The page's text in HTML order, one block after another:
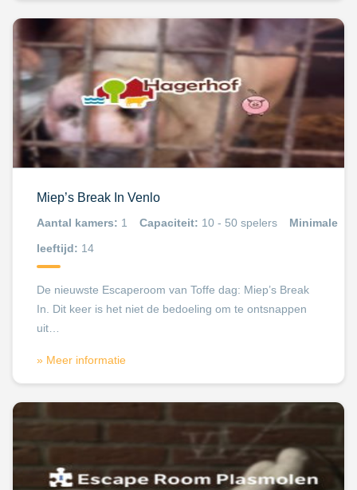
Miep’s Break In Venlo
Aantal kamers: 1 Capaciteit: 10 - 50 spelers
Minimale
leeftijd: 14
De nieuwste Escaperoom van Toffe dag: Miep’s Break
In. Dit keer is het niet de bedoeling om te ontsnappen
uit…
» Meer informatie